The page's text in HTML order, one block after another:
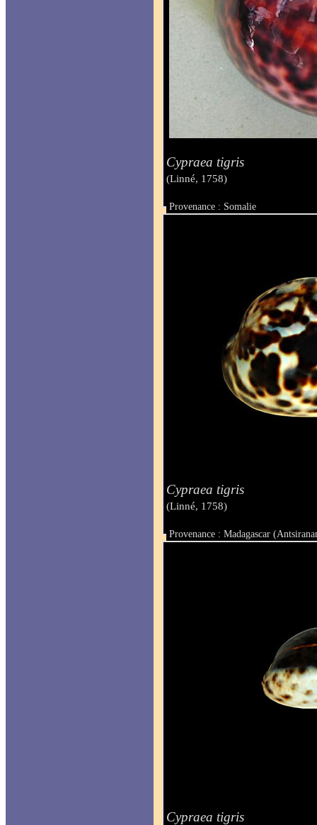
Cypraea tigris
(Linné, 1758)
Provenance : Somalie
Taille : 102.9 mm
Cypraea tigris
(Linné, 1758)
Provenance : Madagascar
Taille : 88 mm
Cypraea tigris